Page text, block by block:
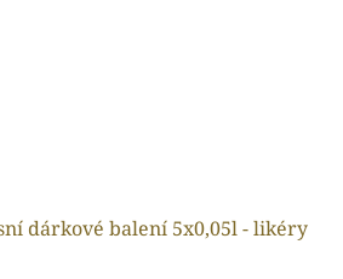
dárkové balení 5x0,05l - likéry